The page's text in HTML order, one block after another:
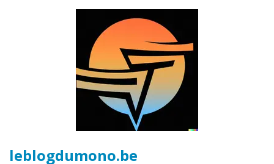
leblogdumono.be